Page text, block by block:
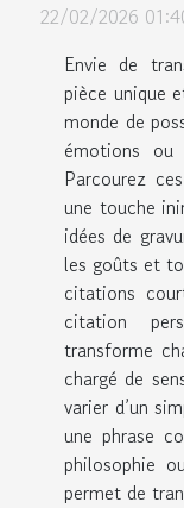
22/02/2026
Envie de
pièce unique
monde de
émotions ou
Parcourez
une touche
idées de
les goûts et
citations
citation
transforme
chargé de
varier d’un
une phrase
philosophie
permet de